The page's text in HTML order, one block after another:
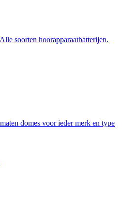
Alle soorten hoorapparaatbatterijen.
domes voor ieder merk en type